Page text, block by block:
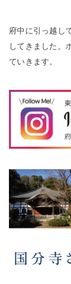
府中に引っ越し
してきました。
ていきます。